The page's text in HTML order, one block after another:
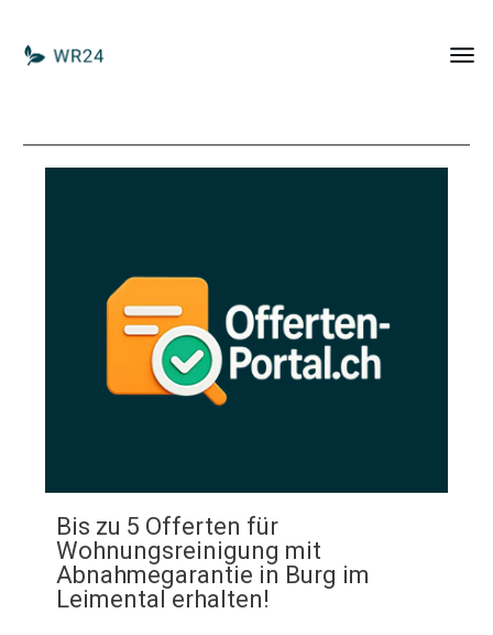
Bis zu 5 Offerten für
Wohnungsreinigung mit
Abnahmegarantie in Burg im
Leimental erhalten!